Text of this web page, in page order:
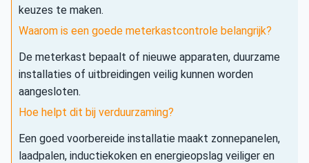
keuzes te maken.
Waarom is een goede meterkastcontrole belangrijk?
De meterkast bepaalt of nieuwe apparaten, duurzame
installaties of uitbreidingen veilig kunnen worden
aangesloten.
Hoe helpt dit bij verduurzaming?
Een goed voorbereide installatie maakt zonnepanelen,
laadpalen, inductiekoken en energieopslag veiliger en